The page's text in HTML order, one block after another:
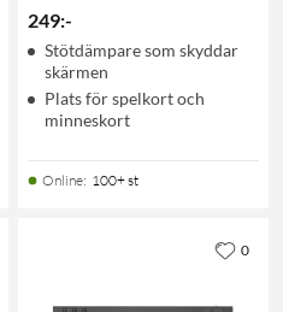
249:-
Stötdämpare som skyddar
skärmen
Plats för spelkort och
minneskort
Online: 100+ st
0